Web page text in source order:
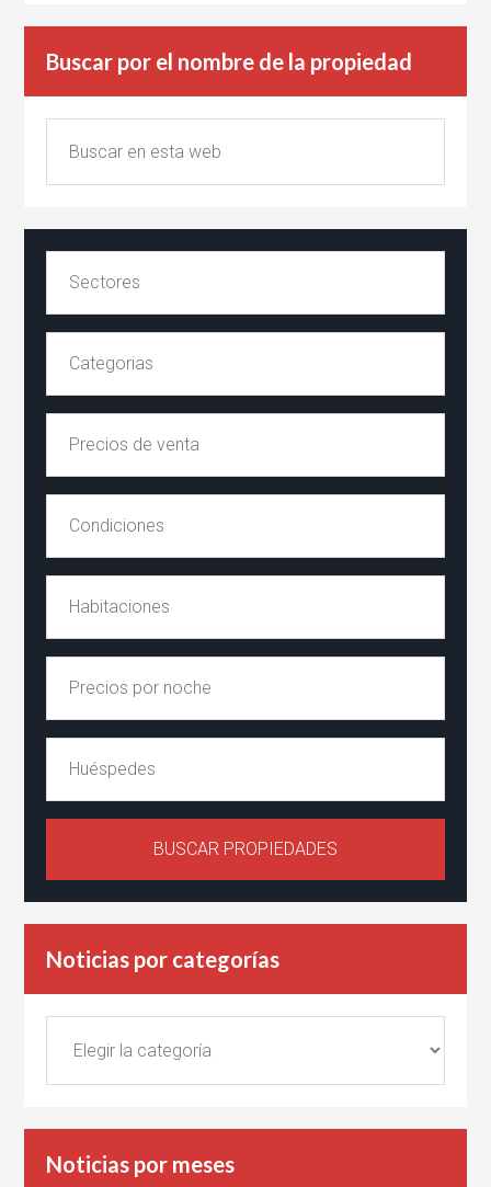
Buscar por el nombre de la propiedad
Noticias por categorías
categorías
Noticias por meses